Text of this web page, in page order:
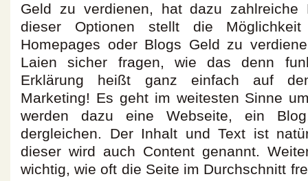
Geld zu verdienen, hat dazu zahlreiche
dieser Optionen stellt die
Homepages oder Blogs Geld zu
Laien sicher fragen, wie das denn
Erklärung heißt ganz einfach auf
Marketing! Es geht im weitesten Sinne
werden dazu eine Webseite, ein
dergleichen. Der Inhalt und Text ist
dieser wird auch Content genannt.
wichtig, wie oft die Seite im Durchschnitt